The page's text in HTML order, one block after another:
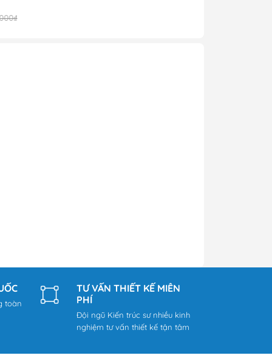
toàn
TƯ VẤN THIẾT KẾ MIỄN
PHÍ
Đội ngũ Kiến trúc sư nhiều kinh
nghiệm tư vấn thiết kế tận tâm